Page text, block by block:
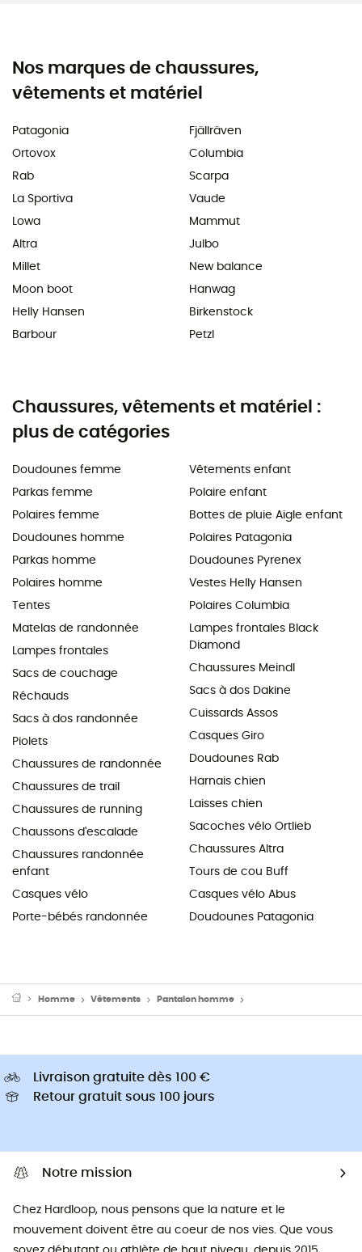
Nos marques de chaussures,
vêtements et matériel
Patagonia
Ortovox
Rab
La Sportiva
Lowa
Altra
Millet
Moon boot
Helly Hansen
Barbour
Fjällräven
Columbia
Scarpa
Vaude
Mammut
Julbo
New balance
Hanwag
Birkenstock
Petzl
Chaussures, vêtements et matériel :
plus de catégories
Doudounes femme
Parkas femme
Polaires femme
Doudounes homme
Parkas homme
Polaires homme
Tentes
Matelas de randonnée
Lampes frontales
Sacs de couchage
Réchauds
Sacs à dos randonnée
Piolets
Chaussures de randonnée
Chaussures de trail
Chaussures de running
Chaussons d'escalade
Chaussures randonnée
enfant
Casques vélo
Porte-bébés randonnée
Vêtements enfant
Polaire enfant
Bottes de pluie Aigle enfant
Polaires Patagonia
Doudounes Pyrenex
Vestes Helly Hansen
Polaires Columbia
Lampes frontales Black
Diamond
Chaussures Meindl
Sacs à dos Dakine
Cuissards Assos
Casques Giro
Doudounes Rab
Harnais chien
Laisses chien
Sacoches vélo Ortlieb
Chaussures Altra
Tours de cou Buff
Casques vélo Abus
Doudounes Patagonia
Homme Vêtements Pantalon homme
Livraison gratuite dès 100 €
Retour gratuit sous 100 jours
Notre mission
Chez Hardloop, nous pensons que la nature et le
mouvement doivent être au coeur de nos vies. Que vous